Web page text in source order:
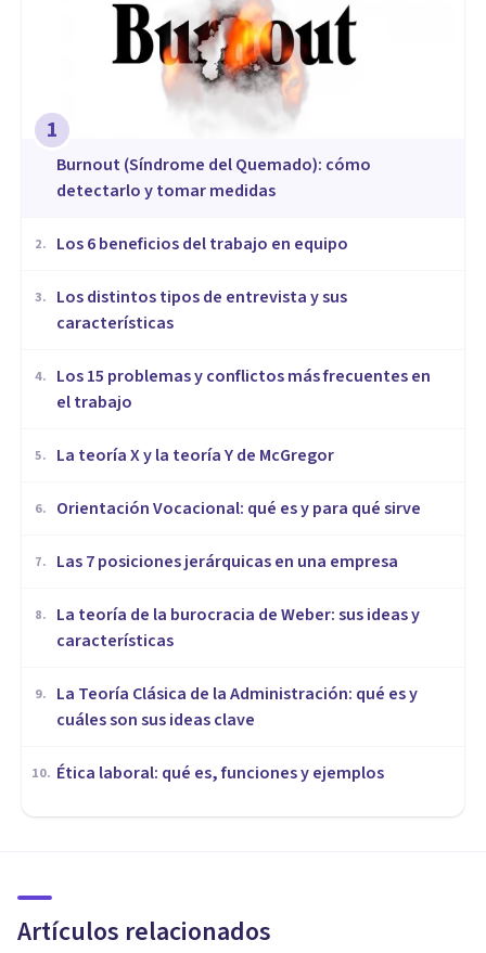
1
Burnout (Síndrome del Quemado): cómo
detectarlo y tomar medidas
2. ​Los 6 beneficios del trabajo en equipo
3.
​Los distintos tipos de entrevista y sus
características
4.
​Los 15 problemas y conflictos más frecuentes en
el trabajo
5. La teoría X y la teoría Y de McGregor
6. Orientación Vocacional: qué es y para qué sirve
7. Las 7 posiciones jerárquicas en una empresa
8.
La teoría de la burocracia de Weber: sus ideas y
características
9.
La Teoría Clásica de la Administración: qué es y
cuáles son sus ideas clave
10. Ética laboral: qué es, funciones y ejemplos
Artículos relacionados
equipo